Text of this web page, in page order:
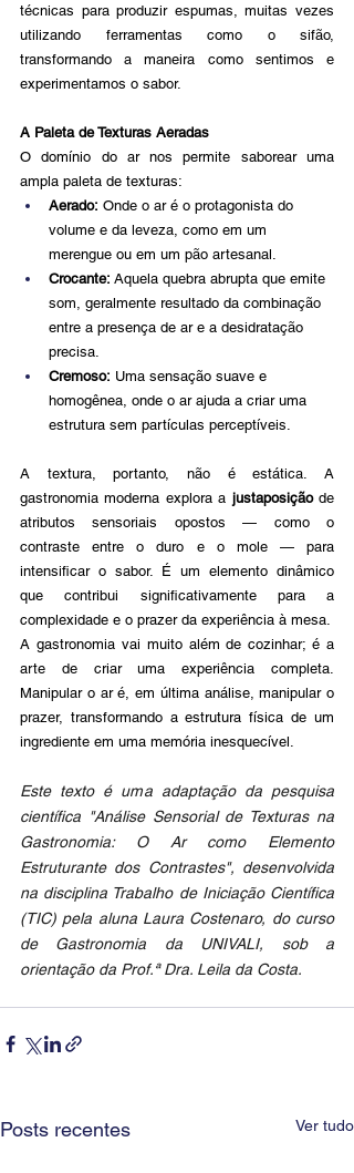
técnicas para produzir espumas, muitas vezes
utilizando ferramentas como o sifão,
transformando a maneira como sentimos e
experimentamos o sabor.
A Paleta de Texturas Aeradas
O domínio do ar nos permite saborear uma
ampla paleta de texturas:
Aerado: Onde o ar é o protagonista do
volume e da leveza, como em um
merengue ou em um pão artesanal.
Crocante: Aquela quebra abrupta que emite
som, geralmente resultado da combinação
entre a presença de ar e a desidratação
precisa.
Cremoso: Uma sensação suave e
homogênea, onde o ar ajuda a criar uma
estrutura sem partículas perceptíveis.
A textura, portanto, não é estática. A
gastronomia moderna explora a justaposição de
atributos sensoriais opostos — como o
contraste entre o duro e o mole — para
intensificar o sabor. É um elemento dinâmico
que contribui significativamente para a
complexidade e o prazer da experiência à mesa.
A gastronomia vai muito além de cozinhar; é a
arte de criar uma experiência completa.
Manipular o ar é, em última análise, manipular o
prazer, transformando a estrutura física de um
ingrediente em uma memória inesquecível.
Este texto é uma adaptação da pesquisa
científica "Análise Sensorial de Texturas na
Gastronomia: O Ar como Elemento
Estruturante dos Contrastes", desenvolvida
na disciplina Trabalho de Iniciação Científica
(TIC) pela aluna Laura Costenaro, do curso
de Gastronomia da UNIVALI, sob a
orientação da Prof.ª Dra. Leila da Costa.
Posts recentes Ver tudo